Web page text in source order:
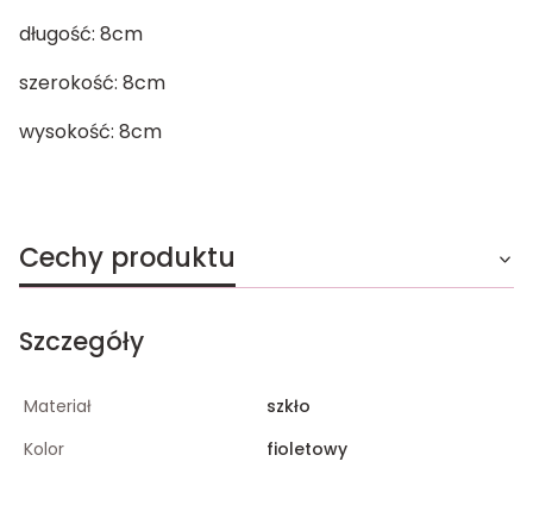
długość: 8cm
szerokość: 8cm
wysokość: 8cm
Cechy produktu
Szczegóły
Materiał
szkło
Kolor
fioletowy